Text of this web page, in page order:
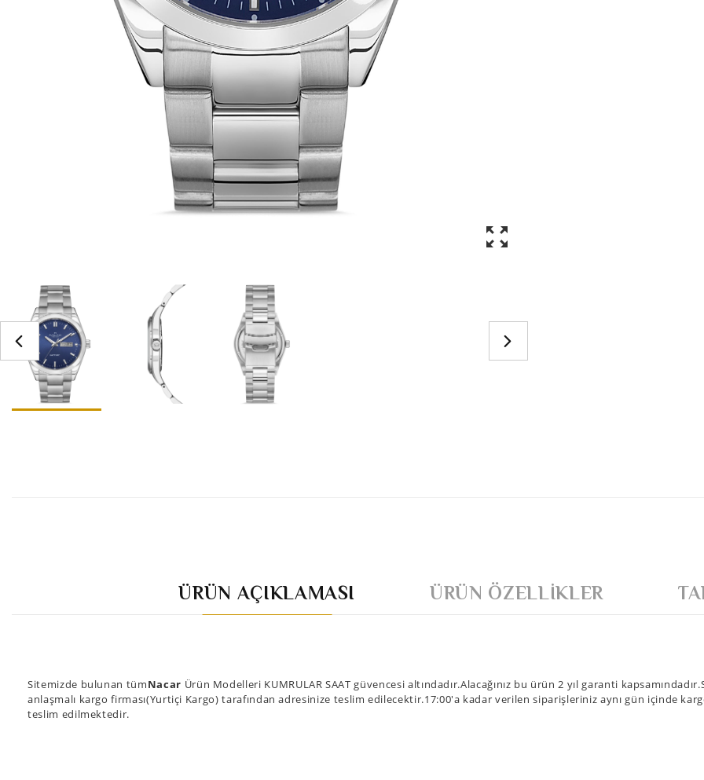
ÜRÜN AÇIKLAMASI ÜRÜN ÖZELLIKLER
Sitemizde bulunan tümNacar Ürün Modelleri KUMRULAR SAAT güvencesi altındadır.Alacağınız bu ürün 2 yıl garanti
anlaşmalı kargo firması(Yurtiçi Kargo) tarafından adresinize teslim edilecektir.17:00'a kadar verilen siparişleriniz aynı gün içinde
teslim edilmektedir.